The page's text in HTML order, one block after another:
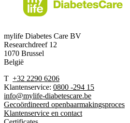
mylife Diabetes Care BV
Researchdreef 12
1070 Brussel
België
T +32 2290 6206
Klantenservice: 0800 -294 15
info@mylife-diabetescare.be
Gecoördineerd openbaarmakingsproces
Klantenservice en contact